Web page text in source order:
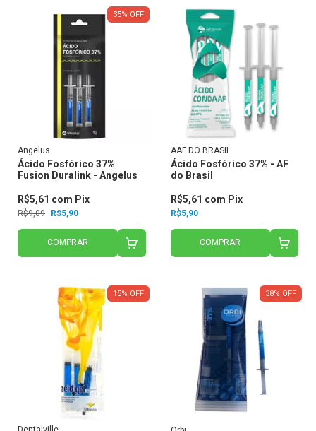
35% OFF
Angelus
Ácido Fosfórico 37%
Fusion Duralink - Angelus
R$9,09 R$5,90
R$5,61 com Pix
COMPRAR
AAF DO BRASIL
Ácido Fosfórico 37% - AF
do Brasil
R$5,90
R$5,61 com Pix
COMPRAR
15% OFF 38% OFF